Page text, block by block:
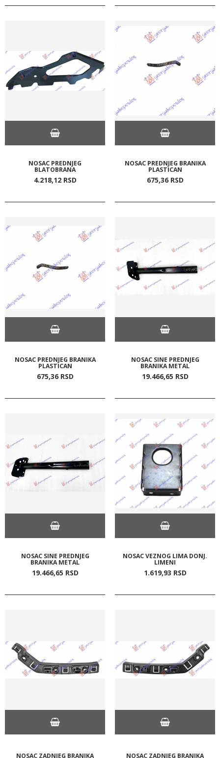
NOSAC PREDNJEG
BLATOBRANA
4.218,12 RSD
NOSAC PREDNJEG BRANIKA
PLASTICAN
675,36 RSD
NOSAC PREDNJEG BRANIKA
PLASTICAN
675,36 RSD
NOSAC SINE PREDNJEG
BRANIKA METAL
19.466,65 RSD
NOSAC SINE PREDNJEG
BRANIKA METAL
19.466,65 RSD
NOSAC VEZNOG LIMA DONJ.
LIMENI
1.619,93 RSD
NOSAC ZADNJEG BRANIKA NOSAC ZADNJEG BRANIKA